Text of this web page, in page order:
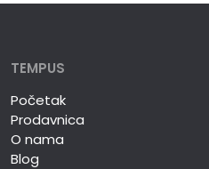
TEMPUS
Početak
Prodavnica
O nama
Blog